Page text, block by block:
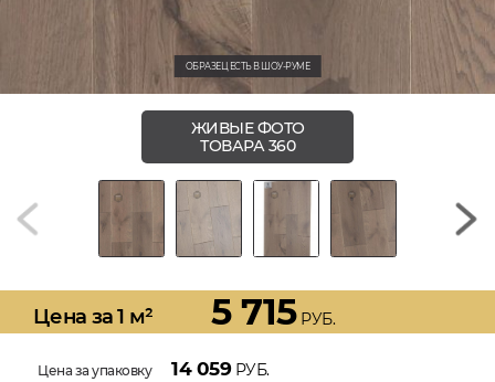
ОБРАЗЕЦ ЕСТЬ В ШОУ-РУМЕ
ЖИВЫЕ ФОТО
ТОВАРА 360
Цена за 1 м² 5 715РУБ.
Цена за упаковку 14 059РУБ.